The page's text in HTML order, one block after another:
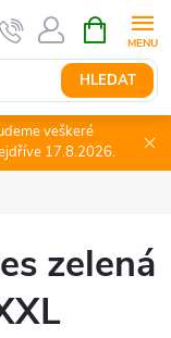
HLEDAT
NÁKUPNÍ
KOŠÍK
veškeré
17.8.2026.
zelená